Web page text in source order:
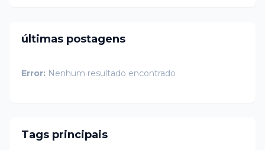
últimas postagens
Error: Nenhum resultado encontrado
Tags principais